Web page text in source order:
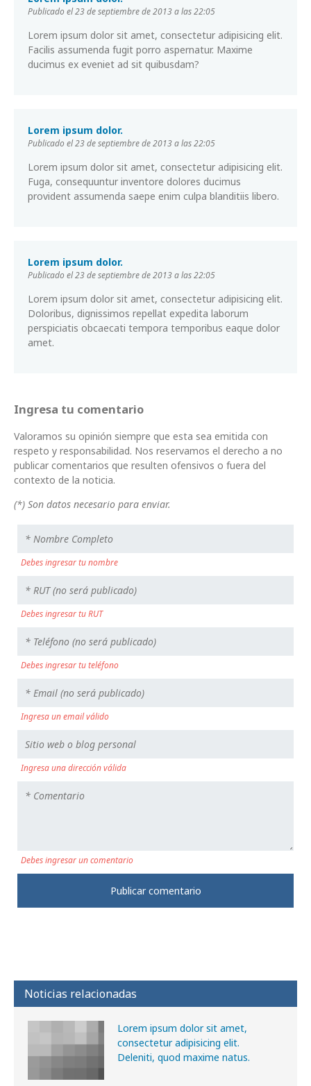
Publicado el 23 de septiembre de 2013 a las 22:05
Lorem ipsum dolor sit amet, consectetur adipisicing elit.
Facilis assumenda fugit porro aspernatur. Maxime
ducimus ex eveniet ad sit quibusdam?
Lorem ipsum dolor.
Publicado el 23 de septiembre de 2013 a las 22:05
Lorem ipsum dolor sit amet, consectetur adipisicing elit.
Fuga, consequuntur inventore dolores ducimus
provident assumenda saepe enim culpa blanditiis libero.
Lorem ipsum dolor.
Publicado el 23 de septiembre de 2013 a las 22:05
Lorem ipsum dolor sit amet, consectetur adipisicing elit.
Doloribus, dignissimos repellat expedita laborum
perspiciatis obcaecati tempora temporibus eaque dolor
amet.
Ingresa tu comentario
Valoramos su opinión siempre que esta sea emitida con
respeto y responsabilidad. Nos reservamos el derecho a no
publicar comentarios que resulten ofensivos o fuera del
contexto de la noticia.
(*) Son datos necesario para enviar.
Debes ingresar tu nombre
Debes ingresar tu RUT
Debes ingresar tu teléfono
Ingresa un email válido
Ingresa una dirección válida
Debes ingresar un comentario
Noticias relacionadas
Lorem ipsum dolor sit amet,
consectetur adipisicing elit.
Deleniti, quod maxime natus.